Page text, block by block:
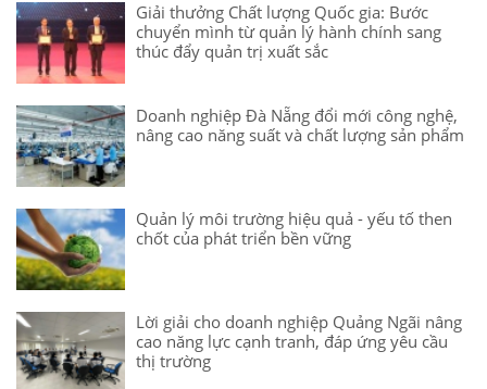
Giải thưởng Chất lượng Quốc gia: Bước
chuyển mình từ quản lý hành chính sang
thúc đẩy quản trị xuất sắc
Doanh nghiệp Đà Nẵng đổi mới công nghệ,
nâng cao năng suất và chất lượng sản phẩm
Quản lý môi trường hiệu quả - yếu tố then
chốt của phát triển bền vững
Lời giải cho doanh nghiệp Quảng Ngãi nâng
cao năng lực cạnh tranh, đáp ứng yêu cầu
thị trường